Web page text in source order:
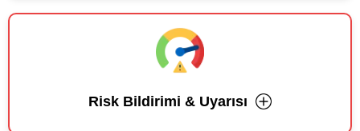
Risk Bildirimi & Uyarısı